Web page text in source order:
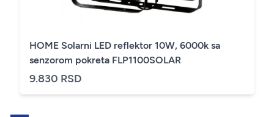
HOME Solarni LED reflektor 10W, 6000k sa
senzorom pokreta FLP1100SOLAR
9.830 RSD